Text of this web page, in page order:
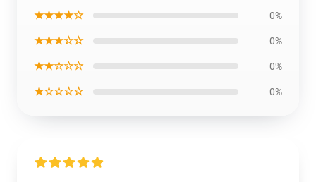
★★★★☆ 0%
★★★☆☆ 0%
★★☆☆☆ 0%
★☆☆☆☆ 0%